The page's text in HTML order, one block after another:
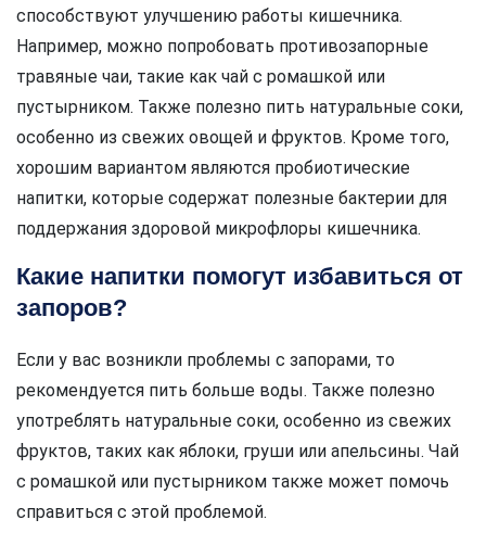
способствуют улучшению работы кишечника.
Например, можно попробовать противозапорные
травяные чаи, такие как чай с ромашкой или
пустырником. Также полезно пить натуральные соки,
особенно из свежих овощей и фруктов. Кроме того,
хорошим вариантом являются пробиотические
напитки, которые содержат полезные бактерии для
поддержания здоровой микрофлоры кишечника.
Какие напитки помогут избавиться от
запоров?
Если у вас возникли проблемы с запорами, то
рекомендуется пить больше воды. Также полезно
употреблять натуральные соки, особенно из свежих
фруктов, таких как яблоки, груши или апельсины. Чай
с ромашкой или пустырником также может помочь
справиться с этой проблемой.